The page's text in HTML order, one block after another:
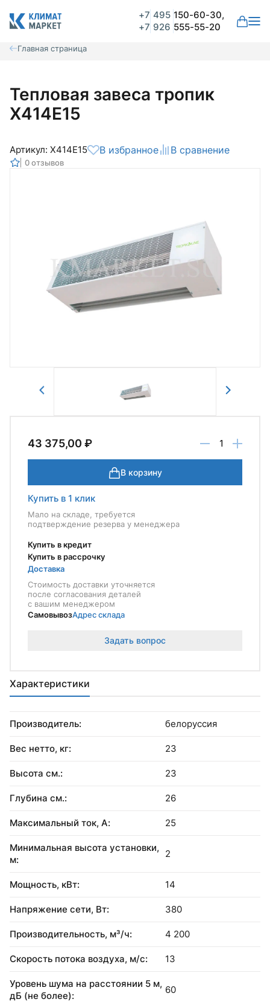
+7 495 150-60-30,
+7 926 555-55-20
Главная страница
Тепловая завеса тропик
Х414Е15
Артикул: Х414Е15 В избранное В сравнение
0 отзывов
Характеристики
Производитель: белоруссия
Вес нетто, кг: 23
Высота см.: 23
Глубина см.: 26
Максимальный ток, А: 25
Минимальная высота установки,
м:
2
Мощность, кВт: 14
Напряжение сети, Вт: 380
Производительность, м³/ч: 4 200
Скорость потока воздуха, м/с: 13
Уровень шума на расстоянии 5 м,
дБ (не более):
60
43 375,00 ₽
В корзину
Купить в 1 клик
Мало на складе, требуется
подтверждение резерва у менеджера
Купить в кредит
Купить в рассрочку
Доставка
Стоимость доставки уточняется
после согласования деталей
с вашим менеджером
СамовывозАдрес склада
Задать вопрос
Комментарий
Для оформления заказа необходимо
войти в личный кабинет.
Авторизоваться